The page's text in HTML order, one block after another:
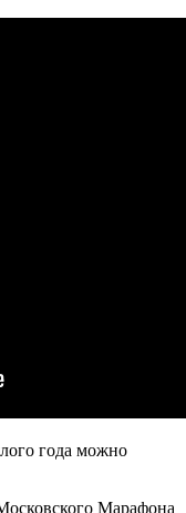
года можно
Марафона